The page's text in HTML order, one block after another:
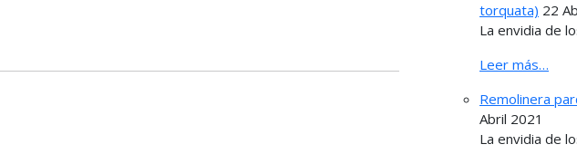
torquata) 22
La envidia de
Leer más…
Remolinera
Abril 2021
La envidia de